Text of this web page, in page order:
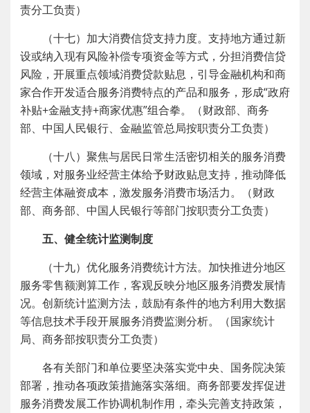
责分工负责）
（十七）加大消费信贷支持力度。支持地方通过新
设或纳入现有风险补偿专项资金等方式，分担消费信贷
风险，开展重点领域消费贷款贴息，引导金融机构和商
家合作开发适合服务消费特点的产品和服务，形成“政府
补贴+金融支持+商家优惠”组合拳。（财政部、商务
部、中国人民银行、金融监管总局按职责分工负责）
（十八）聚焦与居民日常生活密切相关的服务消费
领域，对服务业经营主体给予财政贴息支持，推动降低
经营主体融资成本，激发服务消费市场活力。（财政
部、商务部、中国人民银行等部门按职责分工负责）
五、健全统计监测制度
（十九）优化服务消费统计方法。加快推进分地区
服务零售额测算工作，客观反映分地区服务消费发展情
况。创新统计监测方法，鼓励有条件的地方利用大数据
等信息技术手段开展服务消费监测分析。（国家统计
局、商务部按职责分工负责）
各有关部门和单位要坚决落实党中央、国务院决策
部署，推动各项政策措施落实落细。商务部要发挥促进
服务消费发展工作协调机制作用，牵头完善支持政策，